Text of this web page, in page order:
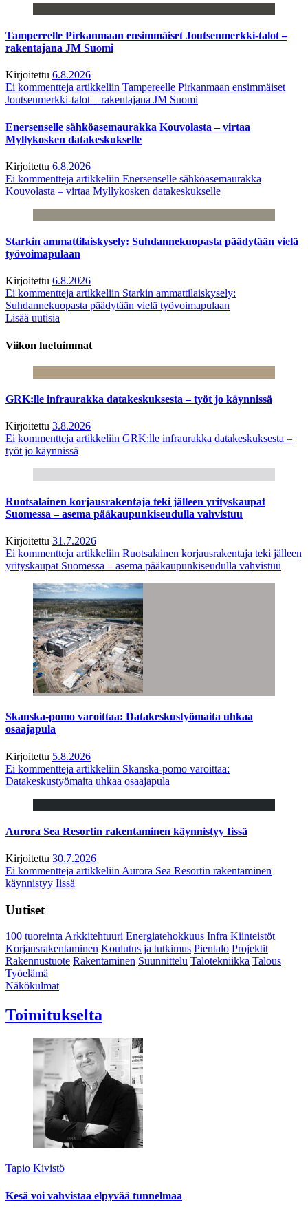
Tampereelle Pirkanmaan ensimmäiset Joutsenmerkki-talot –
rakentajana JM Suomi
Kirjoitettu 6.8.2026
Ei kommentteja artikkeliin Tampereelle Pirkanmaan ensimmäiset
Joutsenmerkki-talot – rakentajana JM Suomi
Enersenselle sähköasemaurakka Kouvolasta – virtaa
Myllykosken datakeskukselle
Kirjoitettu 6.8.2026
Ei kommentteja artikkeliin Enersenselle sähköasemaurakka
Kouvolasta – virtaa Myllykosken datakeskukselle
Starkin ammattilaiskysely: Suhdannekuopasta päädytään vielä
työvoimapulaan
Kirjoitettu 6.8.2026
Ei kommentteja artikkeliin Starkin ammattilaiskysely:
Suhdannekuopasta päädytään vielä työvoimapulaan
Lisää uutisia
Viikon luetuimmat
GRK:lle infraurakka datakeskuksesta – työt jo käynnissä
Kirjoitettu 3.8.2026
Ei kommentteja artikkeliin GRK:lle infraurakka datakeskuksesta –
työt jo käynnissä
Ruotsalainen korjausrakentaja teki jälleen yrityskaupat
Suomessa – asema pääkaupunkiseudulla vahvistuu
Kirjoitettu 31.7.2026
Ei kommentteja artikkeliin Ruotsalainen korjausrakentaja teki jälleen
yrityskaupat Suomessa – asema pääkaupunkiseudulla vahvistuu
Skanska-pomo varoittaa: Datakeskustyömaita uhkaa
osaajapula
Kirjoitettu 5.8.2026
Ei kommentteja artikkeliin Skanska-pomo varoittaa:
Datakeskustyömaita uhkaa osaajapula
Aurora Sea Resortin rakentaminen käynnistyy Iissä
Kirjoitettu 30.7.2026
Ei kommentteja artikkeliin Aurora Sea Resortin rakentaminen
käynnistyy Iissä
Uutiset
100 tuoreintaArkkitehtuuri Energiatehokkuus Infra Kiinteistöt
Korjausrakentaminen Koulutus ja tutkimus Pientalo Projektit
Rakennustuote Rakentaminen Suunnittelu Talotekniikka Talous
Työelämä
Näkökulmat
Toimitukselta
Tapio Kivistö
Kesä voi vahvistaa elpyvää tunnelmaa